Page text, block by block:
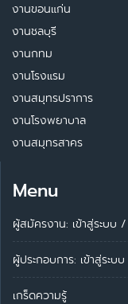
งานขอนแก่น
งานชลบุรี
งานกทม
งานโรงแรม
งานสมุทรปราการ
งานโรงพยาบาล
งานสมุทรสาคร
Menu
ผู้สมัครงาน: เข้าสู่ระบบ /
ผู้ประกอบการ: เข้าสู่ระบบ
เกร็ดความรู้